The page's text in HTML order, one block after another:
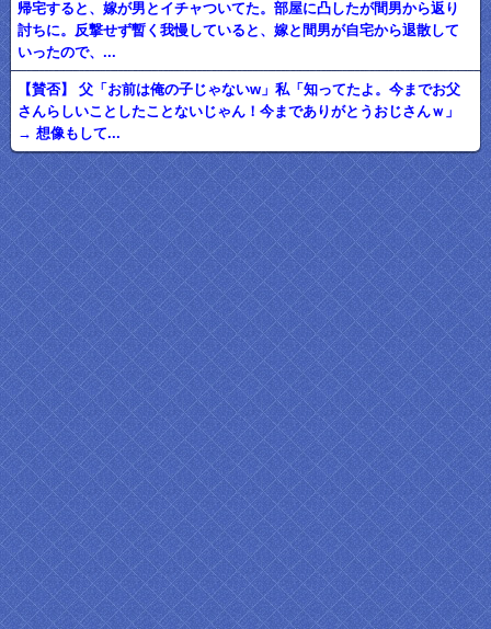
帰宅すると、嫁が男とイチャついてた。部屋に凸したが間男から返り
討ちに。反撃せず暫く我慢していると、嫁と間男が自宅から退散して
いったので、...
【賛否】 父「お前は俺の子じゃないw」私「知ってたよ。今までお父
さんらしいことしたことないじゃん！今までありがとうおじさんｗ」
→ 想像もして...